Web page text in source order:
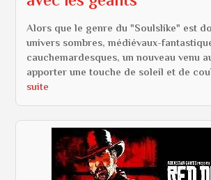
Alors que le genre du "Soulslike" est
univers sombres, médiévaux-
cauchemardesques, un nouveau venu
apporter une touche de soleil et de
suite